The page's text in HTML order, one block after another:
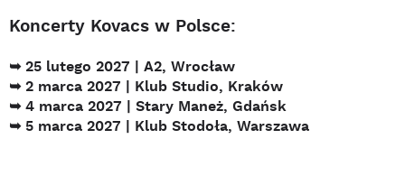
Koncerty Kovacs w Polsce:
➥25 lutego 2027 | A2, Wrocław
➥2 marca 2027 | Klub Studio, Kraków
➥4 marca 2027 | Stary Maneż, Gdańsk
➥5 marca 2027 | Klub Stodoła, Warszawa